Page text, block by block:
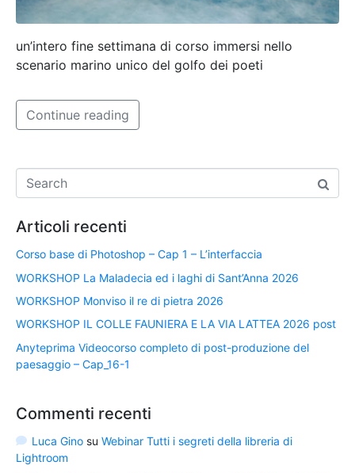
un’intero fine settimana di corso immersi nello
scenario marino unico del golfo dei poeti
Continue reading
Articoli recenti
Corso base di Photoshop – Cap 1 – L’interfaccia
WORKSHOP La Maladecia ed i laghi di Sant’Anna 2026
WORKSHOP Monviso il re di pietra 2026
WORKSHOP IL COLLE FAUNIERA E LA VIA LATTEA 2026 post
Anyteprima Videocorso completo di post-produzione del
paesaggio – Cap_16-1
Commenti recenti
Luca Ginosu Webinar Tutti i segreti della libreria di
Lightroom